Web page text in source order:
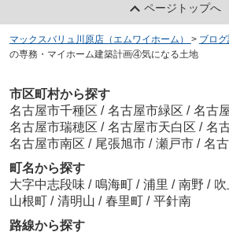
ページトップへ
マックスバリュ川原店（エムワイホーム） > ブロ
の専務・マイホーム建築計画④気になる土地
市区町村から探す
名古屋市千種区 / 名古屋市緑区 / 名古
名古屋市瑞穂区 / 名古屋市天白区 / 名
名古屋市南区 / 尾張旭市 / 瀬戸市 / 名
町名から探す
大字中志段味 / 鳴海町 / 浦里 / 南野 /
山根町 / 清明山 / 春里町 / 平針南
路線から探す